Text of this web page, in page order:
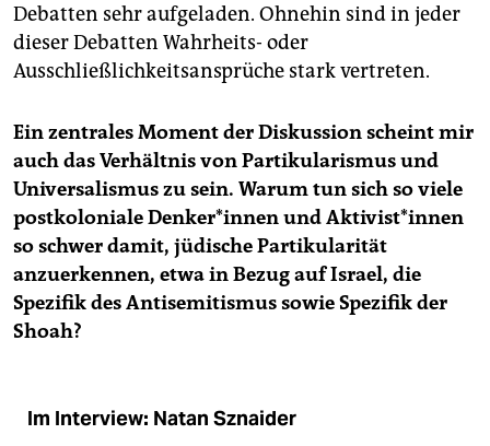
Debatten sehr aufgeladen. Ohnehin sind in jeder
dieser Debatten Wahrheits- oder
Ausschließlichkeitsansprüche stark vertreten.
Ein zentrales Moment der Diskussion scheint mir
auch das Verhältnis von Partikularismus und
Universalismus zu sein. Warum tun sich so viele
postkoloniale Den­ke­r*in­nen und Ak­ti­vis­t*in­nen
so schwer damit, jüdische Partikularität
anzuerkennen, etwa in Bezug auf Israel, die
Spezifik des Antisemitismus sowie Spezifik der
Shoah?
Im Interview: Natan Sznaider